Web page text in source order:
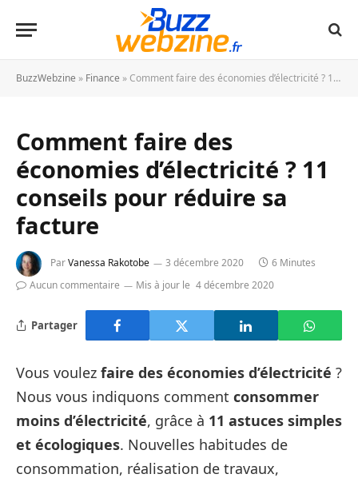
BuzzWebzine » Finance » Comment faire des économies d’électricité ? 11 conseils pour réduire sa facture
Comment faire des
économies d’électricité ? 11
conseils pour réduire sa
facture
ParVanessa Rakotobe 3 décembre 2020
6 Minutes
Aucun commentaire
Mis à jour le 4 décembre 2020
Partager
Vous voulez faire des économies d’électricité ?
Nous vous indiquons comment consommer
moins d’électricité, grâce à 11 astuces simples
et écologiques. Nouvelles habitudes de
consommation, réalisation de travaux,